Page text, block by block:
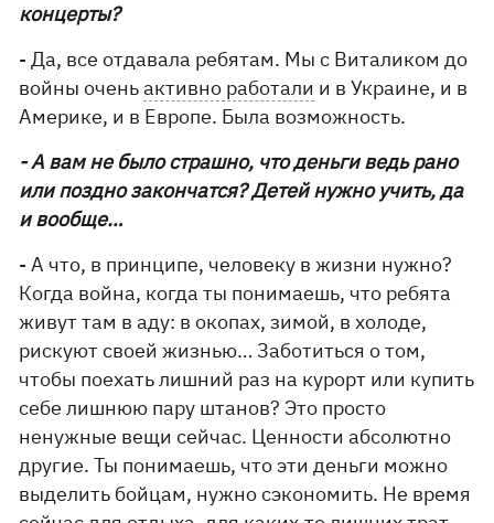
концерты?
- Да, все отдавала ребятам. Мы с Виталиком до
войны оченьактивно работали и в Украине, и в
Америке, и в Европе. Была возможность.
- А вам не было страшно, что деньги ведь рано
или поздно закончатся? Детей нужно учить, да
и вообще…
- А что, в принципе, человеку в жизни нужно?
Когда война, когда ты понимаешь, что ребята
живут там в аду: в окопах, зимой, в холоде,
рискуют своей жизнью… Заботиться о том,
чтобы поехать лишний раз на курорт или купить
себе лишнюю пару штанов? Это просто
ненужные вещи сейчас. Ценности абсолютно
другие. Ты понимаешь, что эти деньги можно
выделить бойцам, нужно сэкономить. Не время